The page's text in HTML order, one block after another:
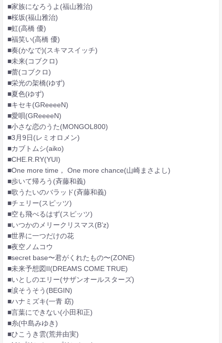
■家族になろうよ(福山雅治)
■桜坂(福山雅治)
■虹(高橋 優)
■福笑い(高橋 優)
■奏(かなで)(スキマスイッチ)
■未来(コブクロ)
■蕾(コブクロ)
■栄光の架橋(ゆず)
■夏色(ゆず)
■キセキ(GReeeeN)
■愛唄(GReeeeN)
■小さな恋のうた(MONGOL800)
■3月9日(レミオロメン)
■カブトムシ(aiko)
■CHE.R.RY(YUI)
■One more time， One more chance(山崎まさよし)
■歩いて帰ろう(斉藤和義)
■歌うたいのバラッド(斉藤和義)
■チェリー(スピッツ)
■空も飛べるはず(スピッツ)
■いつかのメリークリスマス(B’z)
■世界に一つだけの花
■夜空ノムコウ
■secret base〜君がくれたもの〜(ZONE)
■未来予想図II(DREAMS COME TRUE)
■いとしのエリー(サザンオールスターズ)
■涙そうそう(BEGIN)
■ハナミズキ(一青 窈)
■言葉にできない(小田和正)
■糸(中島みゆき)
■ひこうき雲(荒井由実)